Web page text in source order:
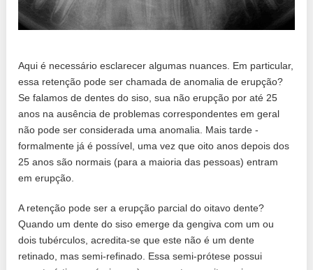
Aqui é necessário esclarecer algumas nuances. Em particular,
essa retenção pode ser chamada de anomalia de erupção?
Se falamos de dentes do siso, sua não erupção por até 25
anos na ausência de problemas correspondentes em geral
não pode ser considerada uma anomalia. Mais tarde -
formalmente já é possível, uma vez que oito anos depois dos
25 anos são normais (para a maioria das pessoas) entram
em erupção.
A retenção pode ser a erupção parcial do oitavo dente?
Quando um dente do siso emerge da gengiva com um ou
dois tubérculos, acredita-se que este não é um dente
retinado, mas semi-refinado. Essa semi-prótese possui